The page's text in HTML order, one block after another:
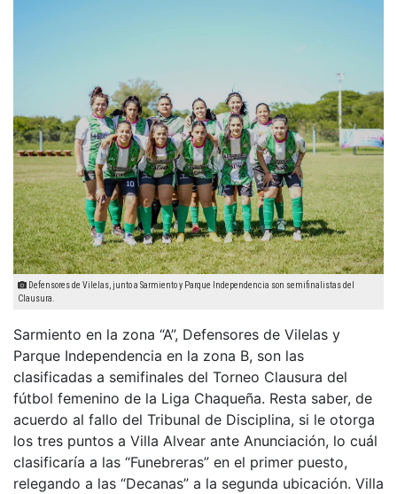
Defensores de Vilelas, junto a Sarmiento y Parque Independencia son semifinalistas del
Clausura.
Sarmiento en la zona “A”, Defensores de Vilelas y
Parque Independencia en la zona B, son las
clasificadas a semifinales del Torneo Clausura del
fútbol femenino de la Liga Chaqueña. Resta saber, de
acuerdo al fallo del Tribunal de Disciplina, si le otorga
los tres puntos a Villa Alvear ante Anunciación, lo cuál
clasificaría a las “Funebreras” en el primer puesto,
relegando a las “Decanas” a la segunda ubicación. Villa